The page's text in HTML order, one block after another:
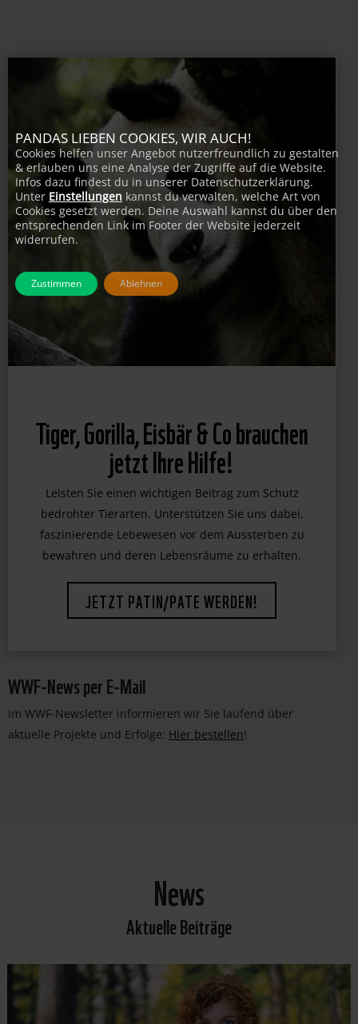
Tiger, Gorilla, Eisbär & Co brauchen
jetzt Ihre Hilfe!
Leisten Sie einen wichtigen Beitrag zum Schutz
bedrohter Tierarten. Unterstützen Sie uns dabei,
faszinierende Lebewesen vor dem Aussterben zu
bewahren und deren Lebensräume zu erhalten.
JETZT PATIN/PATE WERDEN!
WWF-News per E-Mail
Im WWF-Newsletter informieren wir Sie laufend über
aktuelle Projekte und Erfolge: Hier bestellen!
News
Aktuelle Beiträge
PANDAS LIEBEN COOKIES, WIR AUCH!
Cookies helfen unser Angebot nutzerfreundlich zu gestalten
& erlauben uns eine Analyse der Zugriffe auf die Website.
Infos dazu findest du in unserer Datenschutzerklärung.
Unter Einstellungen kannst du verwalten, welche Art von
Cookies gesetzt werden. Deine Auswahl kannst du über den
entsprechenden Link im Footer der Website jederzeit
widerrufen.
Zustimmen Ablehnen